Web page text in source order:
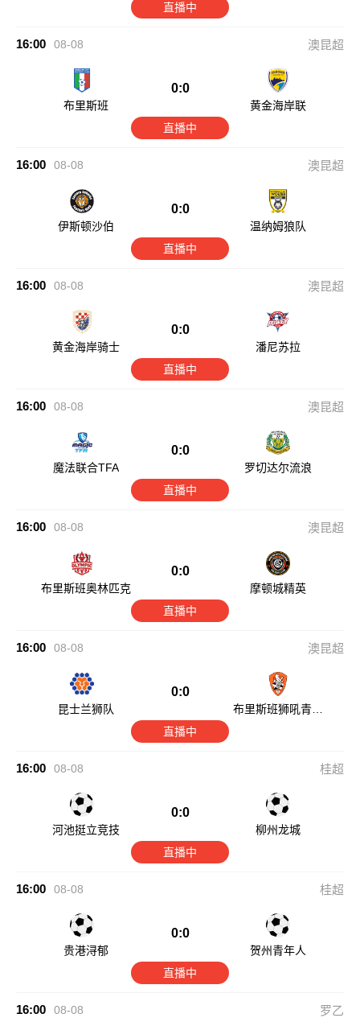
直播中
16:00 08-08 澳昆超
布里斯班
0:0
黄金海岸联
直播中
16:00 08-08 澳昆超
伊斯顿沙伯
0:0
温纳姆狼队
直播中
16:00 08-08 澳昆超
黄金海岸骑士
0:0
潘尼苏拉
直播中
16:00 08-08 澳昆超
魔法联合TFA
0:0
罗切达尔流浪
直播中
16:00 08-08 澳昆超
布里斯班奥林匹克
0:0
摩顿城精英
直播中
16:00 08-08 澳昆超
昆士兰狮队
0:0
布里斯班狮吼青年
直播中
16:00 08-08 桂超
河池挺立竞技
0:0
柳州龙城
直播中
16:00 08-08 桂超
贵港浔郁
0:0
贺州青年人
直播中
16:00 08-08 罗乙